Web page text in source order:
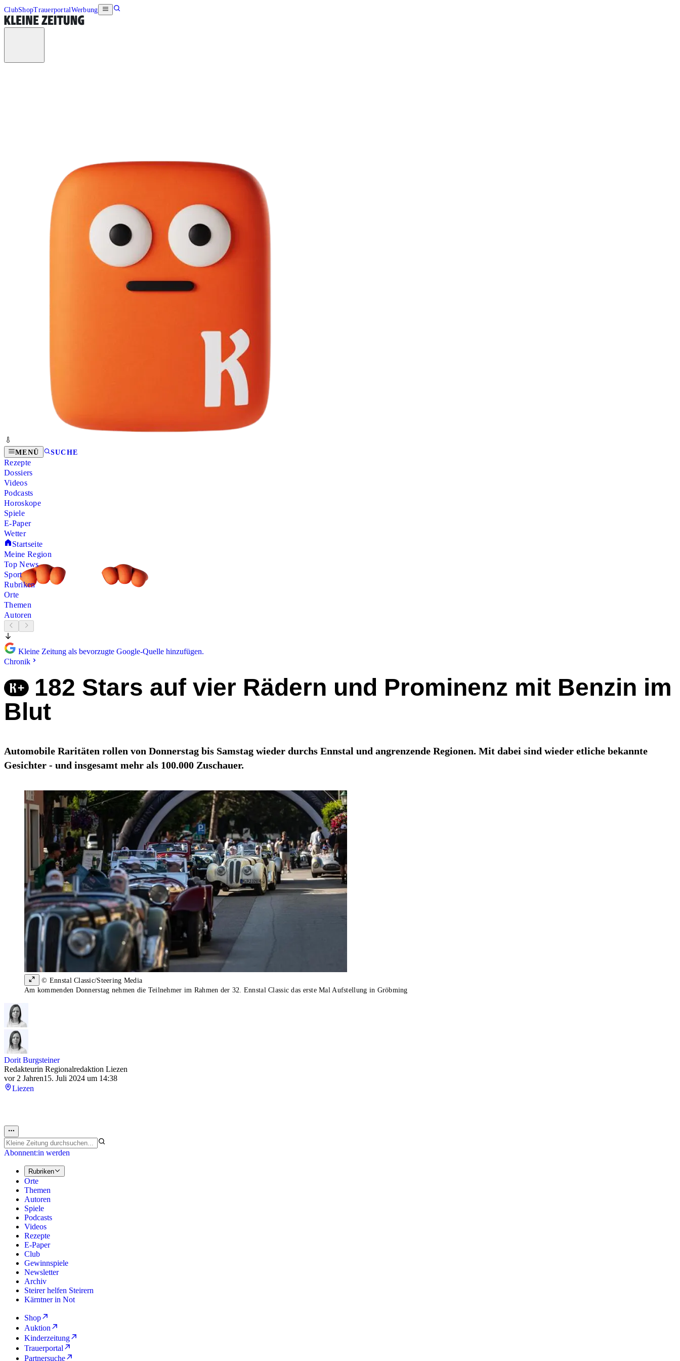
ClubShopTrauerportalWerbung
MENÜ SUCHE
Rezepte
Dossiers
Videos
Podcasts
Horoskope
Spiele
E-Paper
Wetter
Startseite
Meine Region
Top News
Sport
Rubriken
Orte
Themen
Autoren
Kleine Zeitung als bevorzugte Google-Quelle hinzufügen.
Chronik
182 Stars auf vier Rädern und Prominenz mit Benzin im
Blut
Automobile Raritäten rollen von Donnerstag bis Samstag wieder durchs Ennstal und angrenzende Regionen. Mit dabei sind wieder etliche bekannte
Gesichter - und insgesamt mehr als 100.000 Zuschauer.
© Ennstal Classic/Steering Media
Am kommenden Donnerstag nehmen die Teilnehmer im Rahmen der 32. Ennstal Classic das erste Mal Aufstellung in Gröbming
Dorit Burgsteiner
Redakteurin Regionalredaktion Liezen
vor 2 Jahren15. Juli 2024 um 14:38
Liezen
Abonnent:in werden
Rubriken
Orte
Themen
Autoren
Spiele
Podcasts
Videos
Rezepte
E-Paper
Club
Gewinnspiele
Newsletter
Archiv
Steirer helfen Steirern
Kärntner in Not
Shop
Auktion
Kinderzeitung
Trauerportal
Partnersuche